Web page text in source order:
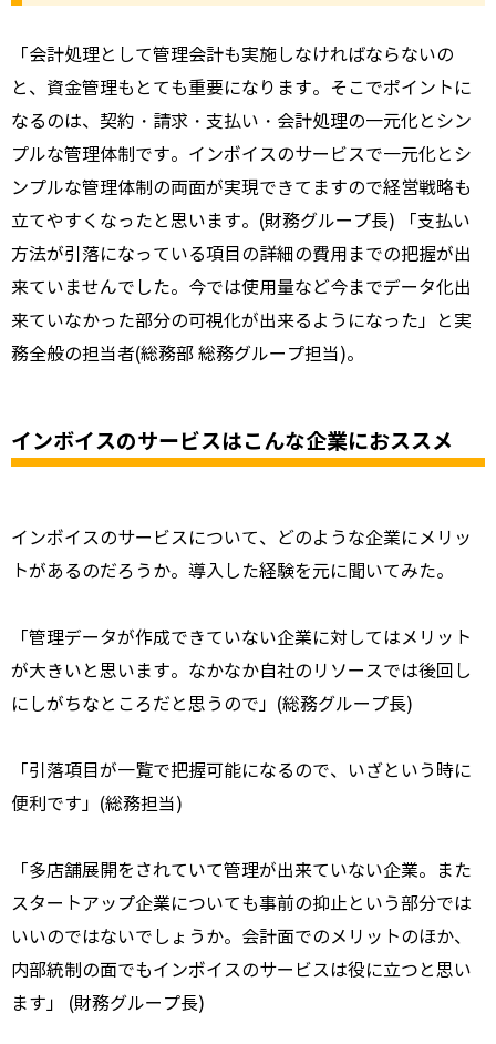
「会計処理として管理会計も実施しなければならないの
と、資金管理もとても重要になります。そこでポイントに
なるのは、契約・請求・支払い・会計処理の一元化とシン
プルな管理体制です。インボイスのサービスで一元化とシ
ンプルな管理体制の両面が実現できてますので経営戦略も
立てやすくなったと思います。(財務グループ長) 「支払い
方法が引落になっている項目の詳細の費用までの把握が出
来ていませんでした。今では使用量など今までデータ化出
来ていなかった部分の可視化が出来るようになった」と実
務全般の担当者(総務部 総務グループ担当)。
インボイスのサービスはこんな企業におススメ
インボイスのサービスについて、どのような企業にメリッ
トがあるのだろうか。導入した経験を元に聞いてみた。
「管理データが作成できていない企業に対してはメリット
が大きいと思います。なかなか自社のリソースでは後回し
にしがちなところだと思うので」(総務グループ長)
「引落項目が一覧で把握可能になるので、いざという時に
便利です」(総務担当)
「多店舗展開をされていて管理が出来ていない企業。また
スタートアップ企業についても事前の抑止という部分では
いいのではないでしょうか。会計面でのメリットのほか、
内部統制の面でもインボイスのサービスは役に立つと思い
ます」 (財務グループ長)